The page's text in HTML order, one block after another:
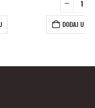
DODAJ U KOŠARICU